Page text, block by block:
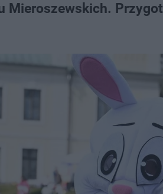
Mieroszewskich.